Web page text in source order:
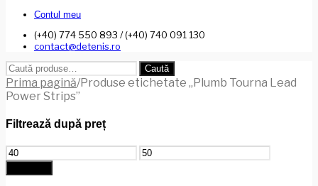
Contul meu
(+40) 774 550 893 / (+40) 740 091 130
contact@detenis.ro
Caută
după:
Caută
Prima pagină/Produse etichetate „Plumb Tourna Lead
Power Strips”
Filtrează după preț
Preț
minim
Preț
maxim